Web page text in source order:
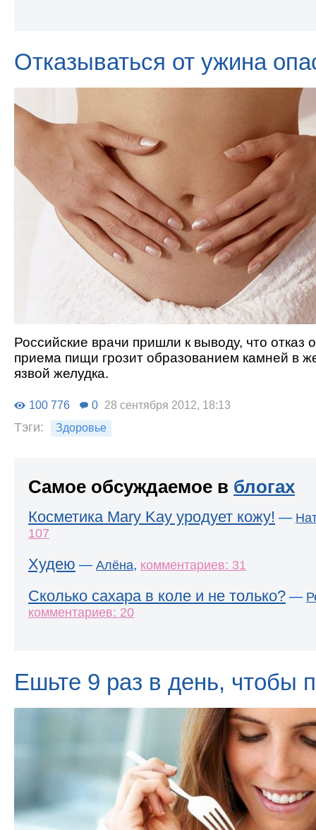
Отказываться от ужина
Российские врачи пришли к выводу, что отказ
приема пищи грозит образованием камней в
язвой желудка.
100 776 0 28 сентября 2012, 18:13
Тэги: Здоровье
Самое обсуждаемое в блогах
Косметика Mary Kay уродует кожу! —
107
Худею — Алёна, комментариев: 31
Сколько сахара в коле и не только? —
комментариев: 20
Ешьте 9 раз в день, чтобы